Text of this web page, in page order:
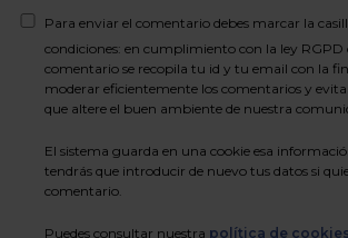
Para enviar el comentario debes marcar la
condiciones: en cumplimiento con la ley RGPD
comentario se recopila tu id y tu email con la
moderar eficientemente los comentarios y
que altere el buen ambiente de nuestra
El sistema guarda en una cookie esa
tendrás que introducir de nuevo tus datos si
comentario.
Puedes consultar nuestra política de cookies